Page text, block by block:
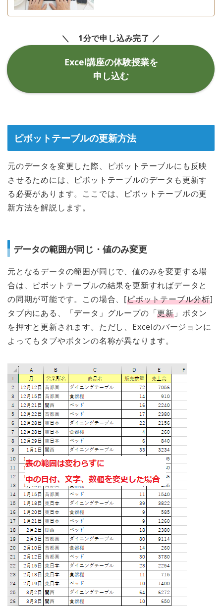
＼ 1分で申し込み完了 ／
Excel講座の体験授業を
申し込む
ピボットテーブルの更新方法
元のデータを変更した際、ピボットテーブルにも反映
させるためには、ピボットテーブルのデータも更新す
る必要があります。ここでは、ピボットテーブルの更
新方法を解説します。
データの範囲が同じ・値のみ変更
元となるデータの範囲が同じで、値のみを変更する場
合は、ピボットテーブルの結果を更新すればデータと
の同期が可能です。この場合、[ピボットテーブル分析]
タブ内にある、「データ」グループの「更新 」ボタン
を押すと更新されます。ただし、Excelのバージョンに
よってもタブやボタンの名称が異なります。